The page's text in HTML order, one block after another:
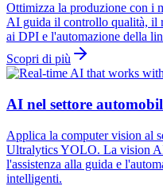
Ottimizza la produzione con
AI guida il controllo qualità, il
ai DPI e l'automazione della
Scopri di più
AI nel settore
Applica la computer vision al
Ultralytics YOLO. La vision
l'assistenza alla guida e
intelligenti.